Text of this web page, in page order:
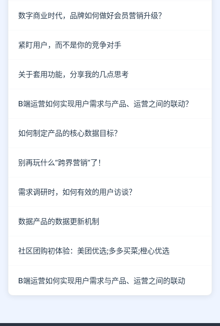
数字商业时代，品牌如何做好会员营销升级？
紧盯用户，而不是你的竞争对手
关于套用功能，分享我的几点思考
B端运营如何实现用户需求与产品、运营之间的联动？
如何制定产品的核心数据目标？
别再玩什么“跨界营销”了！
需求调研时，如何有效的用户访谈？
数据产品的数据更新机制
社区团购初体验：美团优选;多多买菜;橙心优选
B端运营如何实现用户需求与产品、运营之间的联动